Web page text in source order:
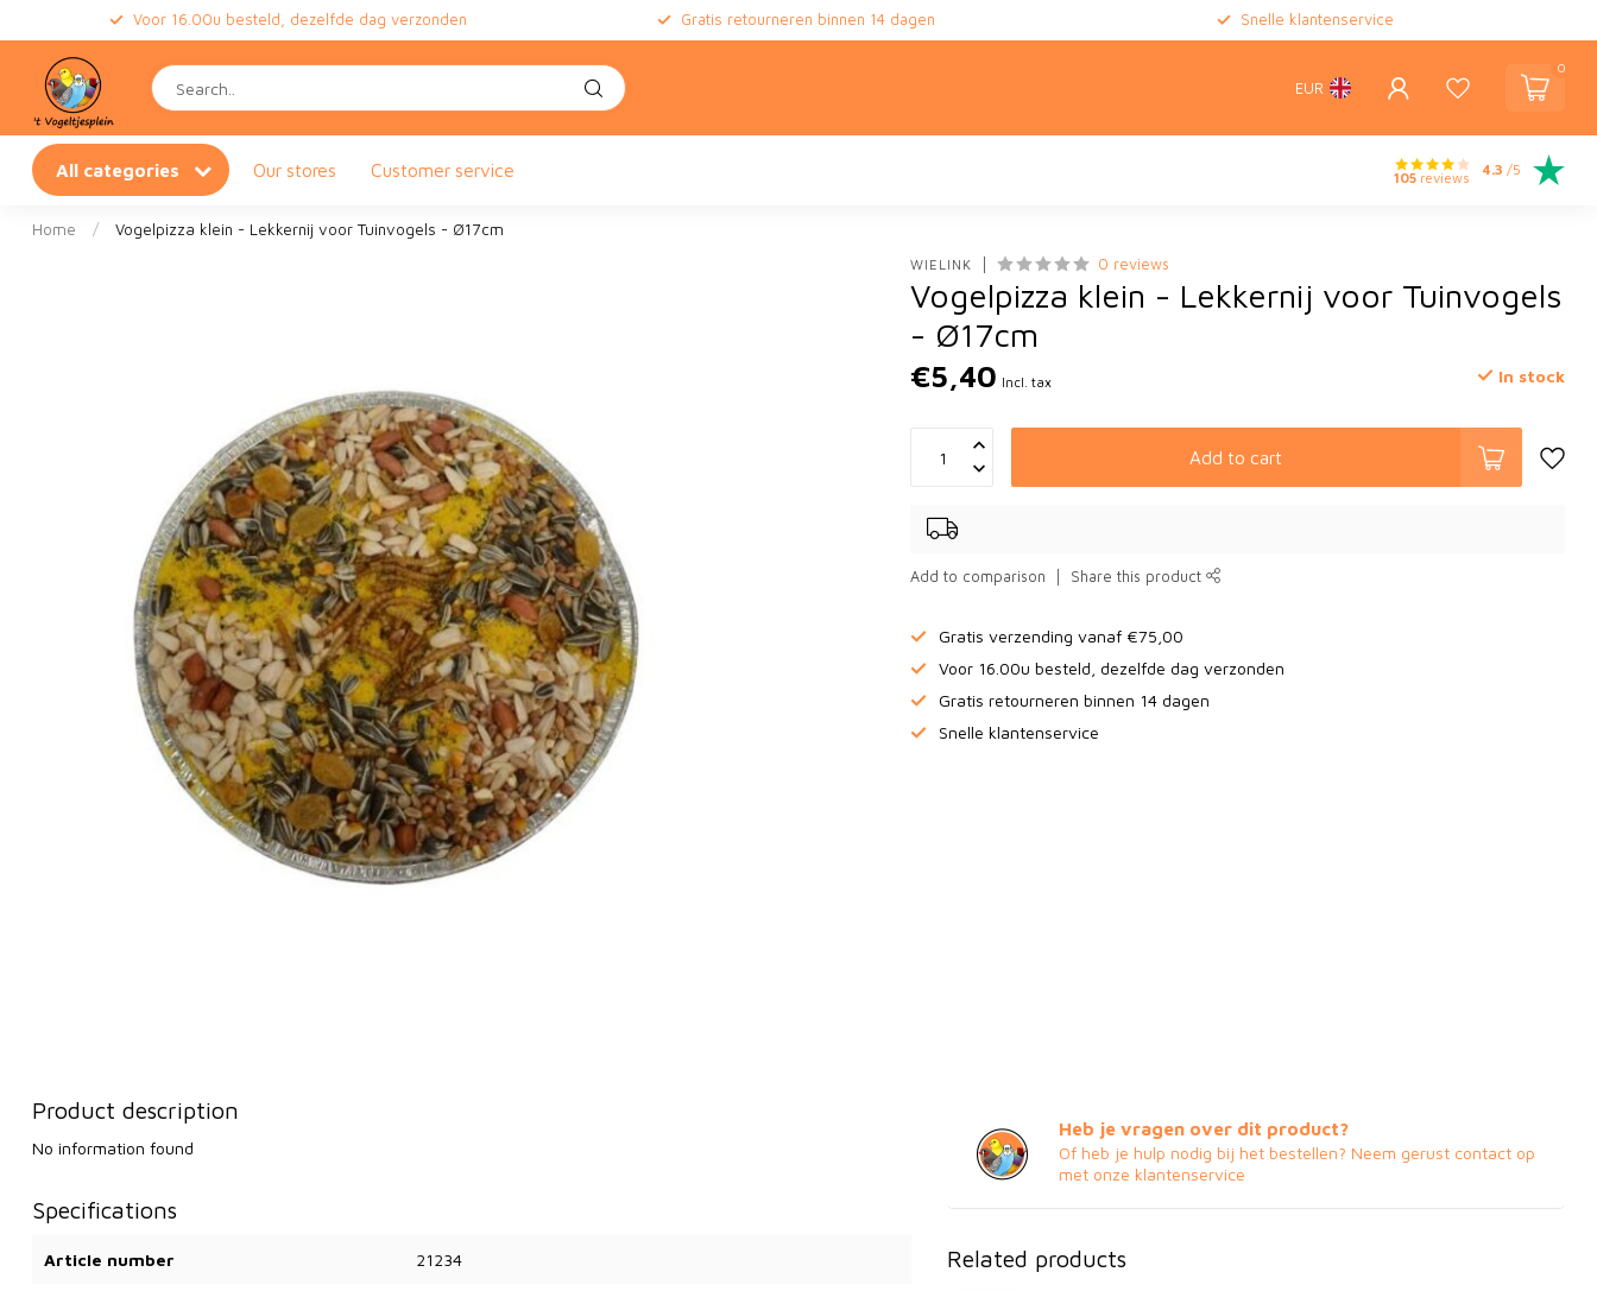
Voor 16.00u besteld, dezelfde dag verzonden Gratis retourneren binnen 14 dagen Snelle klantenservice
EUR
0
All categories Our stores Customer service 105reviews
4.3 /5
Home / Vogelpizza klein - Lekkernij voor Tuinvogels - Ø17cm
WIELINK 0 reviews
Vogelpizza klein - Lekkernij voor Tuinvogels
- Ø17cm
€5,40 Incl. tax In stock
Add to cart
Add to comparison Share this product
Gratis verzending vanaf €75,00
Voor 16.00u besteld, dezelfde dag verzonden
Gratis retourneren binnen 14 dagen
Snelle klantenservice
Product description
No information found
Specifications
Article number 21234
Heb je vragen over dit product?
Of heb je hulp nodig bij het bestellen? Neem gerust contact op
met onze klantenservice
Related products